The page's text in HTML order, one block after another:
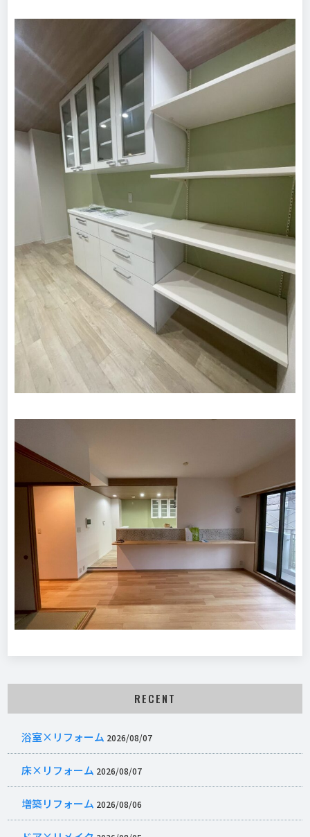
RECENT
浴室×リフォーム 2026/08/07
床×リフォーム 2026/08/07
増築リフォーム 2026/08/06